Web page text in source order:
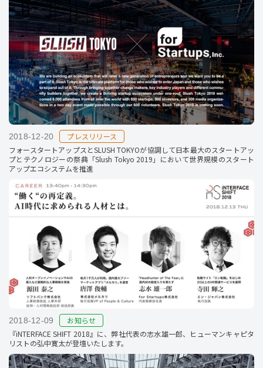
2018-12-20
プレスリリース
フォースタートアップスとSLUSH TOKYOが協調して日本最大のスタートアッ
プとテクノロジーの祭典「Slush Tokyo 2019」において世界規模のスタート
アップエコシステムを推進
2018-12-09
お知らせ
『iNTERFACE SHIFT 2018』に、弊社代表の志水雄一郎、ヒューマンキャピタ
リストの弘中寛太が登壇いたします。